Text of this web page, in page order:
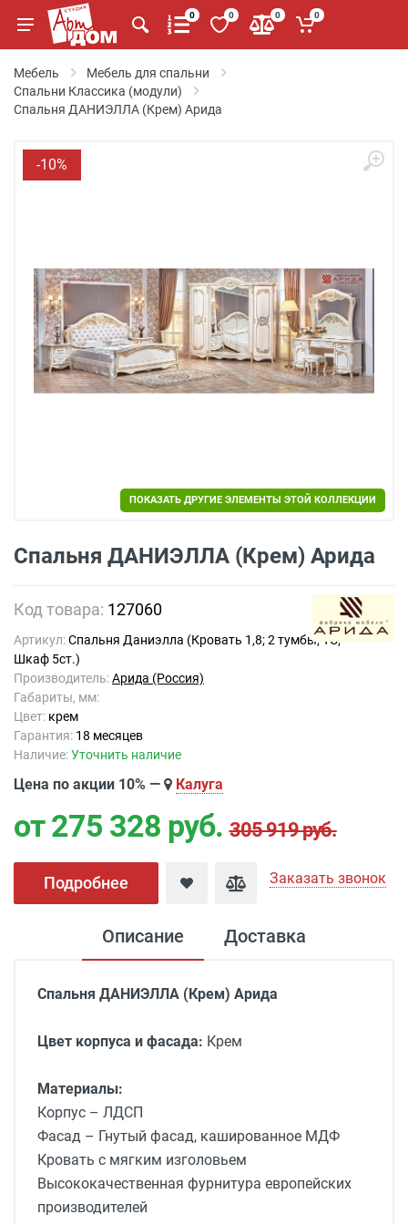
0 0 0 0
Мебель
Мебель для спальни
Спальни Классика (модули)
Спальня ДАНИЭЛЛА (Крем) Арида
-10%
ПОКАЗАТЬ ДРУГИЕ ЭЛЕМЕНТЫ ЭТОЙ КОЛЛЕКЦИИ
Спальня ДАНИЭЛЛА (Крем) Арида
Код товара: 127060
Артикул:Спальня Даниэлла (Кровать 1,8; 2 тумбы; ТС;
Шкаф 5ст.)
Производитель:Арида (Россия)
Габариты, мм:
Цвет: крем
Гарантия: 18 месяцев
Наличие:Уточнить наличие
Цена по акции 10% — Калуга
от 275 328 руб.305 919 руб.
Подробнее Заказать звонок
Описание Доставка
Спальня ДАНИЭЛЛА (Крем) Арида
Цвет корпуса и фасада: Крем
Материалы:
Корпус – ЛДСП
Фасад – Гнутый фасад, кашированное МДФ
Кровать с мягким изголовьем
Высококачественная фурнитура европейских
производителей